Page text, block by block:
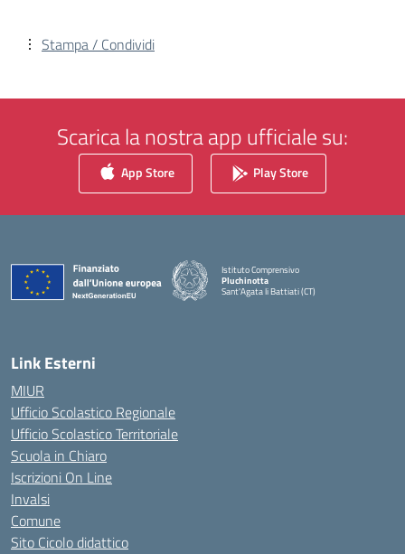
Stampa / Condividi
Scarica la nostra app ufficiale su:
App Store Play Store
Istituto Comprensivo
Pluchinotta
Sant'Agata li Battiati (CT)
— Visita la pagina iniziale della scuola
Link Esterni
MIUR
Ufficio Scolastico Regionale
Ufficio Scolastico Territoriale
Scuola in Chiaro
Iscrizioni On Line
Invalsi
Comune
Sito Cicolo didattico